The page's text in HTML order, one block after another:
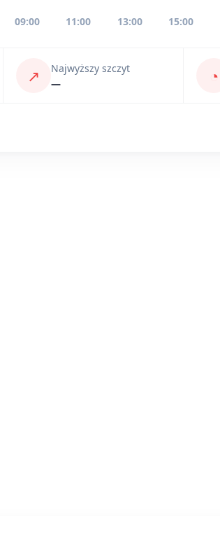
09:00 11:00 13:00 15:00
↗
Najwyższy szczyt
—
◔